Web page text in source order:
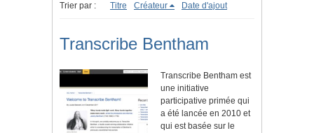
Trier par :
Titre Créateur Date d'ajout
Transcribe Bentham
Transcribe Bentham est
une initiative
participative primée qui
a été lancée en 2010 et
qui est basée sur le